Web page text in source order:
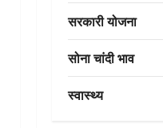
सरकारी योजना
सोना चांदी भाव
स्वास्थ्य